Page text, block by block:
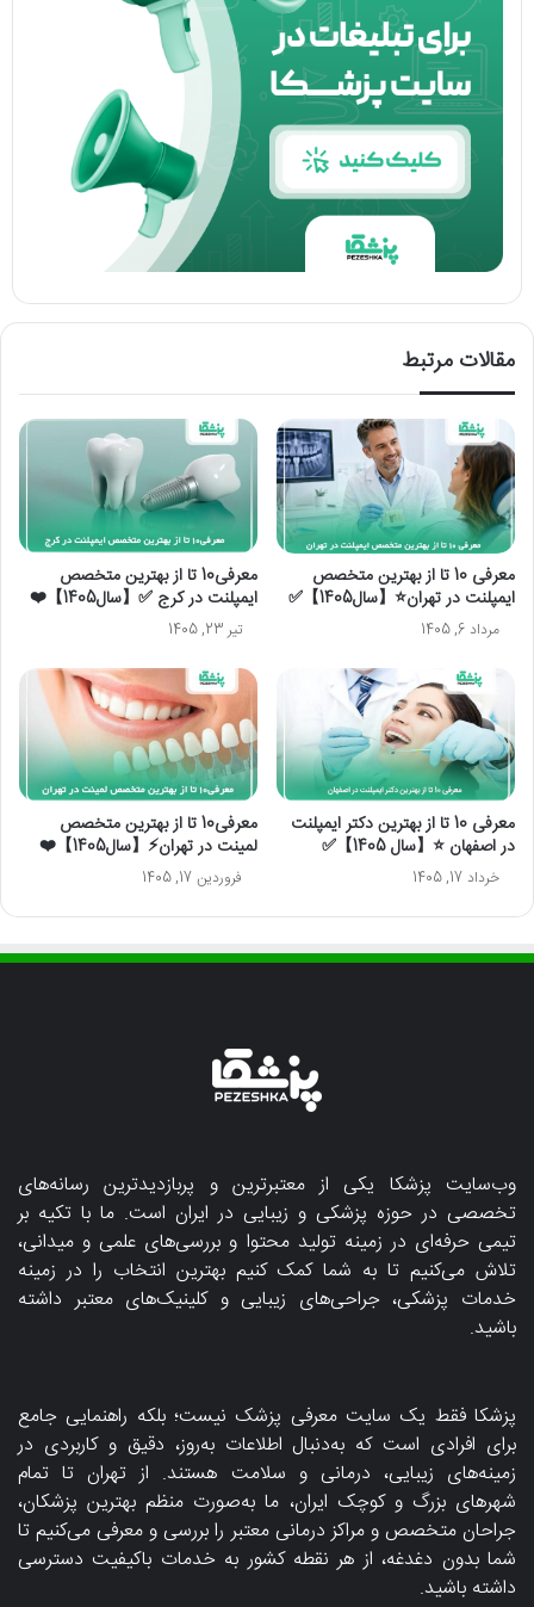
مقالات مرتبط
معرفی 10 تا از بهترین متخصص
ایمپلنت در تهران⭐【سال1405】✅
مرداد 6, 1405
معرفی10 تا از بهترین متخصص
ایمپلنت در کرج ✅【سال1405】❤️
تیر 23, 1405
معرفی 10 تا از بهترین دکتر ایمپلنت
در اصفهان ⭐【سال 1405】✅
خرداد 17, 1405
معرفی10 تا از بهترین متخصص
لمینت در تهران⚡【سال1405】❤️
فروردین 17, 1405
وب‌سایت پزشکا یکی از معتبرترین و پربازدیدترین رسانه‌های
تخصصی در حوزه پزشکی و زیبایی در ایران است. ما با تکیه بر
تیمی حرفه‌ای در زمینه تولید محتوا و بررسی‌های علمی و میدانی،
تلاش می‌کنیم تا به شما کمک کنیم بهترین انتخاب را در زمینه
خدمات پزشکی، جراحی‌های زیبایی و کلینیک‌های معتبر داشته
باشید.
پزشکا فقط یک سایت معرفی پزشک نیست؛ بلکه راهنمایی جامع
برای افرادی است که به‌دنبال اطلاعات به‌روز، دقیق و کاربردی در
زمینه‌های زیبایی، درمانی و سلامت هستند. از تهران تا تمام
شهرهای بزرگ و کوچک ایران، ما به‌صورت منظم بهترین پزشکان،
جراحان متخصص و مراکز درمانی معتبر را بررسی و معرفی می‌کنیم تا
شما بدون دغدغه، از هر نقطه کشور به خدمات باکیفیت دسترسی
داشته باشید.